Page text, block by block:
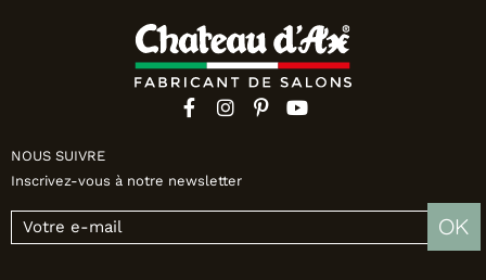
NOUS SUIVRE
Inscrivez-vous à notre newsletter
OK